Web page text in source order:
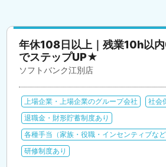
年休108日以上｜残業10h以
でステップUP★
ソフトバンク江別店
上場企業・上場企業のグループ会社
社会
退職金・財形貯蓄制度あり
各種手当（家族・役職・インセンティブな
研修制度あり